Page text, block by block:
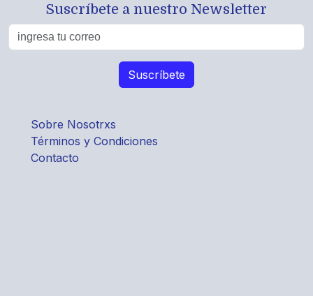
Suscríbete a nuestro Newsletter
Sobre Nosotrxs
Términos y Condiciones
Contacto